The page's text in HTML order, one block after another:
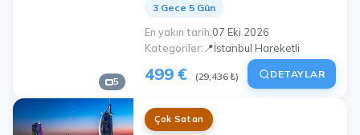
5
3 Gece 5 Gün
En yakın tarih 07 Eki 2026
Kategoriler 📍İstanbul Hareketli
499 € (29,436 ₺) DETAYLAR
Çok Satan